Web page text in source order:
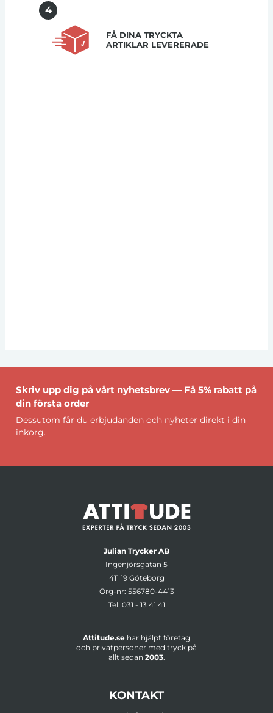
4
FÅ DINA TRYCKTA
ARTIKLAR LEVERERADE
Skriv upp dig på vårt nyhetsbrev — Få 5% rabatt på
din första order
Dessutom får du erbjudanden och nyheter direkt i din
inkorg.
Julian Trycker AB
Ingenjörsgatan 5
411 19 Göteborg
Org-nr: 556780-4413
Tel: 031 - 13 41 41
Attitude.se har hjälpt företag
och privatpersoner med tryck på
allt sedan 2003.
KONTAKT